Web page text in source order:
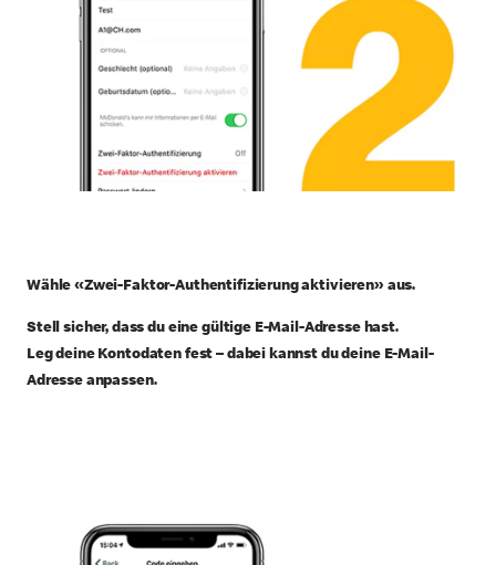
Wähle «Zwei-Faktor-Authentifizierung aktivieren» aus.
Stell sicher, dass du eine gültige E-Mail-Adresse hast.
Leg deine Kontodaten fest – dabei kannst du deine E-Mail-
Adresse anpassen.